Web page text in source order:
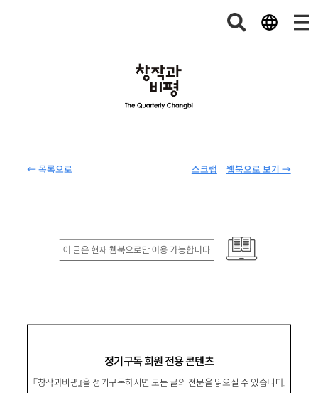
← 목록으로 웹북으로 보기 →
스크랩
정기구독 회원 전용 콘텐츠
『창작과비평』을 정기구독하시면 모든 글의 전문을 읽으실 수 있습니다.